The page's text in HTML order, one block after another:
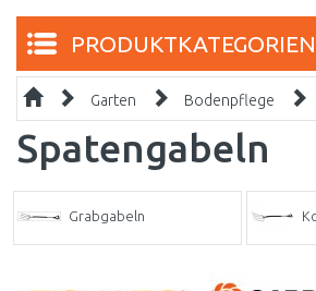
PRODUKTKATEGORIEN
Garten Bodenpflege
Spatengabeln
Grabgabeln